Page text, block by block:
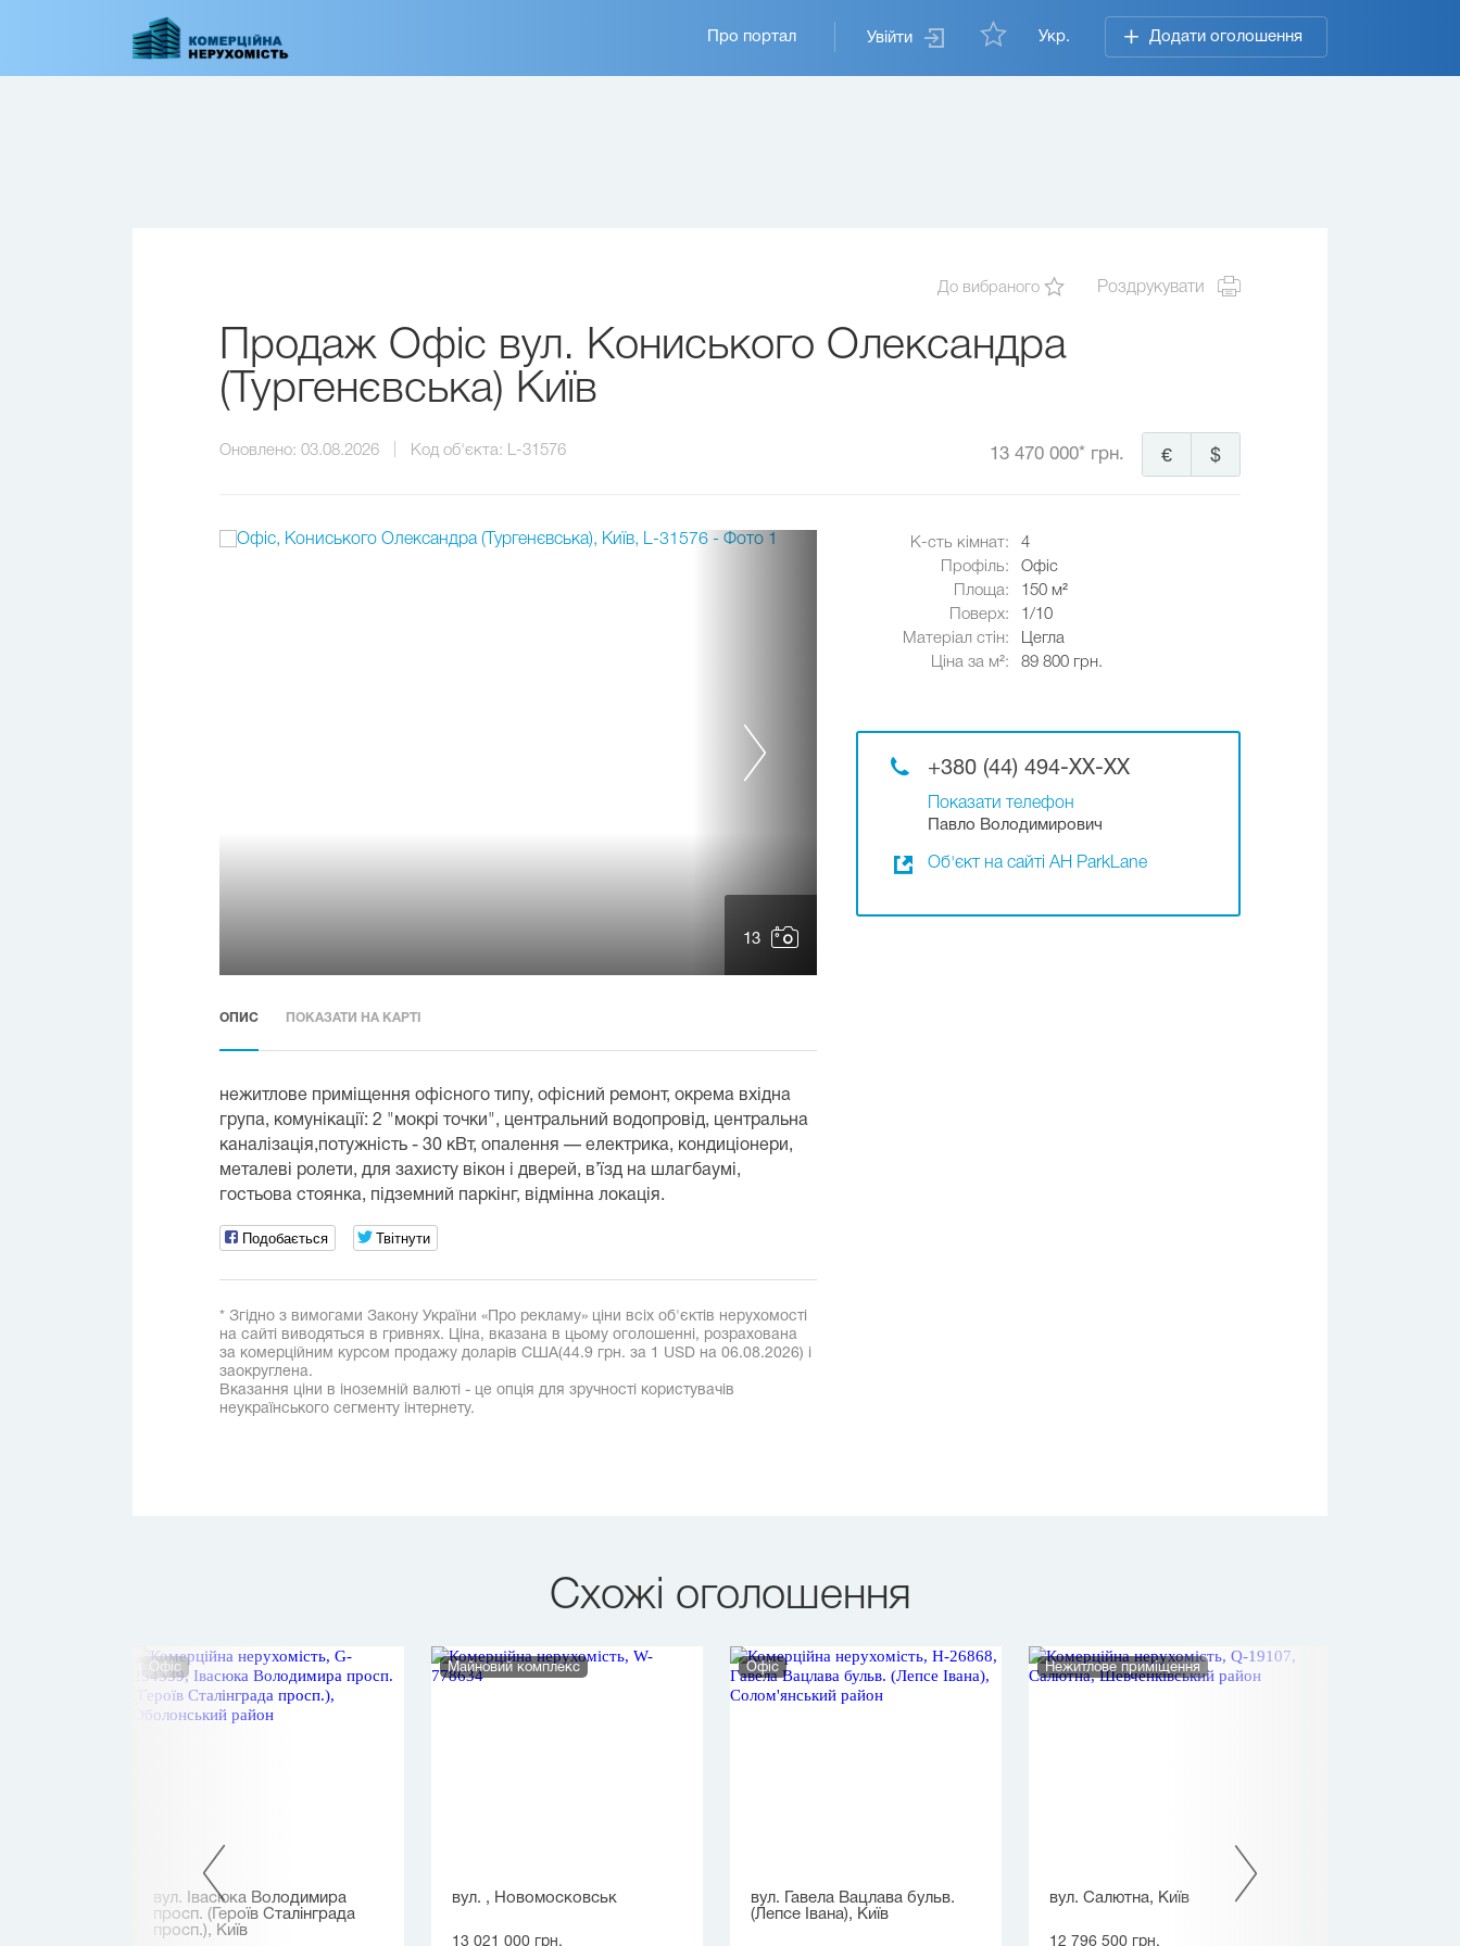
Увійти Укр. Додати оголошення
Основная
навигация
Про портал
До вибраного Роздрукувати
Продаж Офіс вул. Кониського Олександра
(Тургенєвська) Київ
Оновлено: 03.08.2026 Код об'єкта: L-31576 13 470 000* грн. $
€
13
К-сть кімнат:
4
Профіль:
Офіс
Площа:
150 м²
Поверх:
1/10
Матеріал стін:
Цегла
Ціна за м²:
89 800 грн.
+380 (44) 494-XX-XX
Показати телефон
Павло Володимирович
Об'єкт на сайті АН ParkLane
ОПИС ПОКАЗАТИ НА КАРТІ
нежитлове приміщення офісного типу, офісний ремонт, окрема вхідна
група, комунікації: 2 "мокрі точки", центральний водопровід, центральна
каналізація,потужність - 30 кВт, опалення — електрика, кондиціонери,
металеві ролети, для захисту вікон і дверей, в’їзд на шлагбаумі,
гостьова стоянка, підземний паркінг, відмінна локація.
Подобається Твітнути
* Згідно з вимогами Закону України «Про рекламу» ціни всіх об'єктів нерухомості
на сайті виводяться в гривнях. Ціна, вказана в цьому оголошенні, розрахована
за комерційним курсом продажу доларів США(44.9 грн. за 1 USD на 06.08.2026) і
заокруглена.
Вказання ціни в іноземній валюті - це опція для зручності користувачів
неукраїнського сегменту інтернету.
Схожі оголошення
Офіс
вул. Івасюка Володимира
просп. (Героїв Сталінграда
просп.), Київ
Майновий комплекс
вул. , Новомосковськ
13 021 000 грн.
Офіс
вул. Гавела Вацлава бульв.
(Лепсе Івана), Київ
Нежитлове приміщення
вул. Салютна, Київ
12 796 500 грн.